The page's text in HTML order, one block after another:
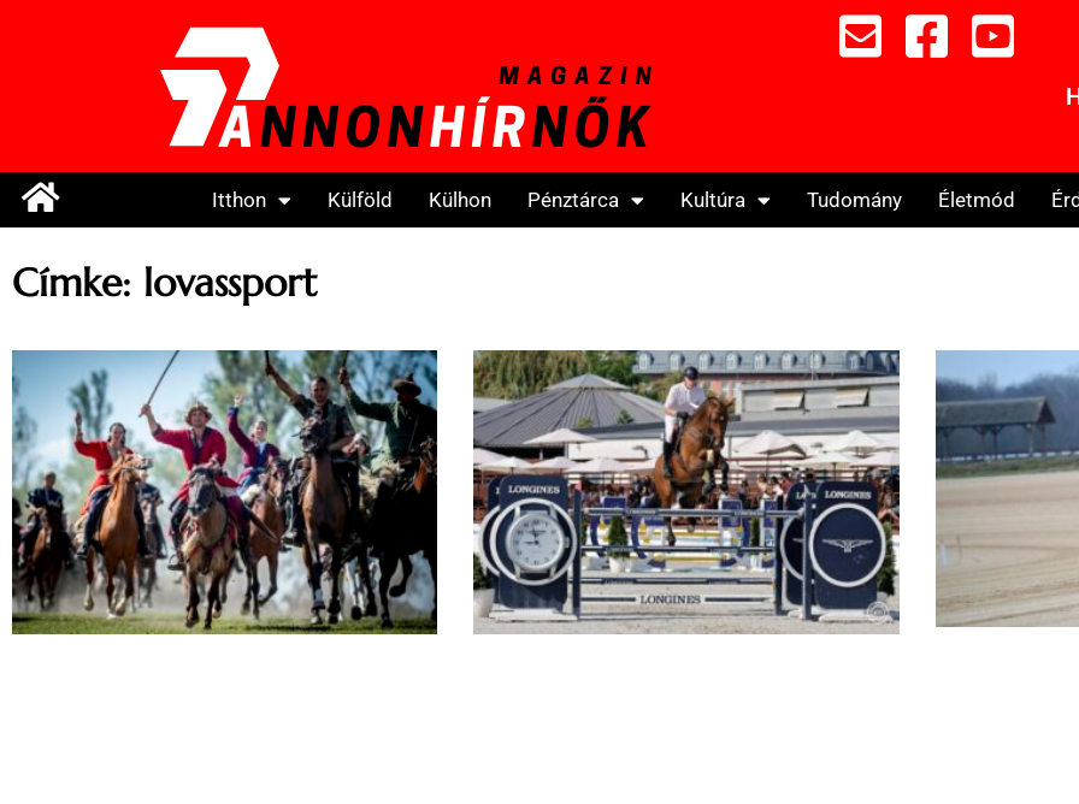
Itthon Külföld Külhon Pénztárca Kultúra Tudomány Életmód
Címke: lovassport